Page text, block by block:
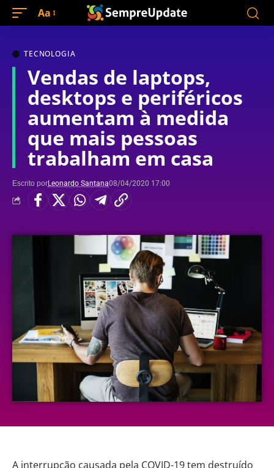
Aa
TECNOLOGIA
Vendas de laptops,
desktops e periféricos
aumentam à medida
que mais pessoas
trabalham em casa
Escrito porLeonardo Santana08/04/2020 17:00
A interrupção causada pela COVID-19tem destruído